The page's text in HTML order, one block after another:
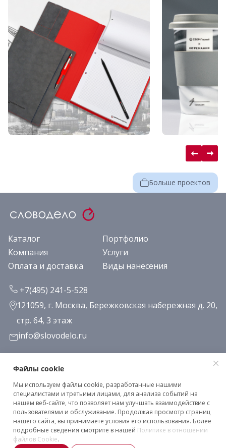
Больше проектов
Каталог
Портфолио
Компания
Услуги
Оплата и доставка
Виды нанесения
+7(495) 241-5-528
121059, г. Москва, Бережковская набережная д. 20,
стр. 64, 3 этаж
info@slovodelo.ru
Заказать звонок
Подписаться на рассылку
Клиентское соглашение
Политика конфиденциальности
Файлы cookie
Мы используем файлы cookie, разработанные нашими
специалистами и третьими лицами, для анализа событий на
нашем веб-сайте, что позволяет нам улучшать взаимодействие с
пользователями и обслуживание. Продолжая просмотр страниц
нашего сайта, вы принимаете условия его использования. Более
подробные сведения смотрите в нашей Политике в отношении
файлов Cookie.